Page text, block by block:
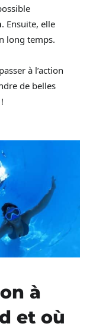
. Ensuite, elle
long temps.
à l’action
de belles
à
et où